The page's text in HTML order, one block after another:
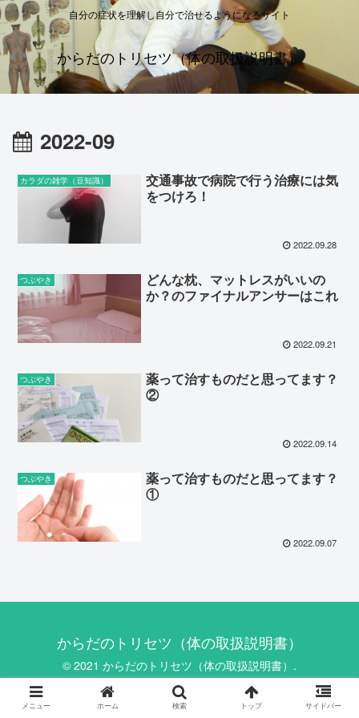
自分の症状を理解し自分で治せるようになるサイト
からだのトリセツ（体の取扱説明書）
2022-09
カラダの雑学（豆知識）
交通事故で病院で行う治療には気
をつけろ！
2022.09.28
つぶやき
どんな枕、マットレスがいいの
か？のファイナルアンサーはこれ
2022.09.21
つぶやき
薬って治すものだと思ってます？
②
2022.09.14
つぶやき
薬って治すものだと思ってます？
①
2022.09.07
からだのトリセツ（体の取扱説明書）
© 2021 からだのトリセツ（体の取扱説明書）.
メニュー ホーム 検索 トップ サイドバー